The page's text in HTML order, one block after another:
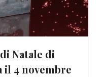
Natale di
il 4 novembre